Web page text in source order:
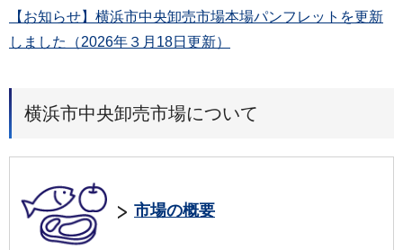
【お知らせ】横浜市中央卸売市場本場パンフレットを更新
しました（2026年３月18日更新）
横浜市中央卸売市場について
市場の概要